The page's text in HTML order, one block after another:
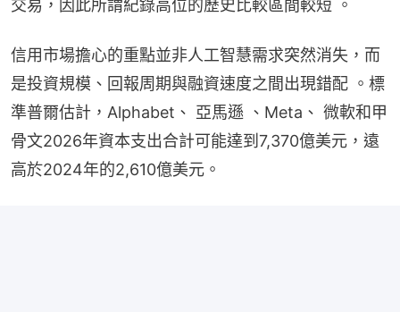
交易，因此所謂紀錄高位的歷史比較區間較短 。
信用市場擔心的重點並非人工智慧需求突然消失，而
是投資規模、回報周期與融資速度之間出現錯配 。標
準普爾估計，Alphabet、 亞馬遜 、Meta、 微軟和甲
骨文2026年資本支出合計可能達到7,370億美元，遠
高於2024年的2,610億美元。